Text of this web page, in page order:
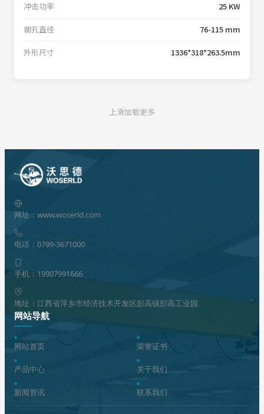
施工中进行的凿岩作业。
冲击功率 25 KW
凿孔直径 76-115 mm
外形尺寸 1336*318*263.5mm
上滑加载更多
网址：www.woserld.com
电话：0799-3671000
手机：19907991666
地址：江西省萍乡市经济技术开发区彭高镇彭高工业园
网站导航
网站首页
产品中心
新闻资讯
荣誉证书
关于我们
联系我们